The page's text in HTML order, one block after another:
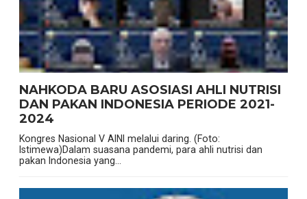
NAHKODA BARU ASOSIASI AHLI NUTRISI
DAN PAKAN INDONESIA PERIODE 2021-
2024
Kongres Nasional V AINI melalui daring. (Foto:
Istimewa)Dalam suasana pandemi, para ahli nutrisi dan
pakan Indonesia yang...